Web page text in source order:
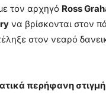
τον αρχηγό Ross
να βρίσκονται στον
στον νεαρό
περήφανη στιγμή